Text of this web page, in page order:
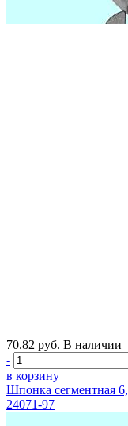
70.82 руб. В наличии
-
в корзину
Шпонка сегментная
24071-97